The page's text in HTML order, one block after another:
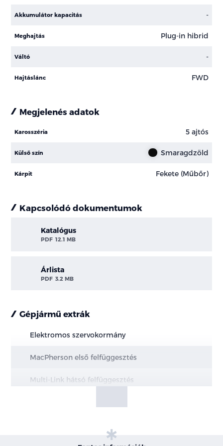
Akkumulátor kapacitás -
Meghajtás Plug-in hibrid
Váltó -
Hajtáslánc FWD
Megjelenés adatok
Karosszéria 5 ajtós
Külső szín Smaragdzöld
Kárpit Fekete (Műbőr)
Kapcsolódó dokumentumok
Katalógus
PDF 12.1 MB
Árlista
PDF 3.2 MB
Gépjármű extrák
Elektromos szervokormány
MacPherson első felfüggesztés
Multi-Link hátsó felfüggesztés